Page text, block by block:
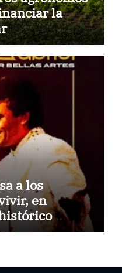
la
a los
en
de Bellas